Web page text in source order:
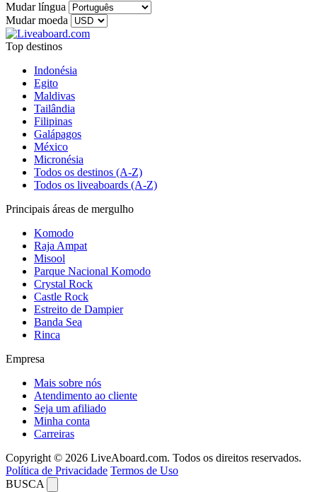
Mudar língua
Mudar moeda
Top destinos
Indonésia
Egito
Maldivas
Tailândia
Filipinas
Galápagos
México
Micronésia
Todos os destinos (A-Z)
Todos os liveaboards (A-Z)
Principais áreas de mergulho
Komodo
Raja Ampat
Misool
Parque Nacional Komodo
Crystal Rock
Castle Rock
Estreito de Dampier
Banda Sea
Rinca
Empresa
Mais sobre nós
Atendimento ao cliente
Seja um afiliado
Minha conta
Carreiras
Copyright © 2026 LiveAboard.com. Todos os direitos reservados.
Política de Privacidade Termos de Uso
BUSCA